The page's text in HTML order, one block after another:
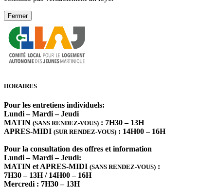
Fermer
HORAIRES
Pour les entretiens individuels:
Lundi – Mardi – Jeudi
MATIN (SANS RENDEZ-VOUS) : 7H30 – 13H
APRES-MIDI (SUR RENDEZ-VOUS) : 14H00 – 16H
Pour la consultation des offres et information
Lundi – Mardi – Jeudi:
MATIN et APRES-MIDI (SANS RENDEZ-VOUS) :
7H30 – 13H / 14H00 – 16H
Mercredi : 7H30 – 13H